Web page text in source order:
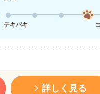
テキパキ
詳しく見る